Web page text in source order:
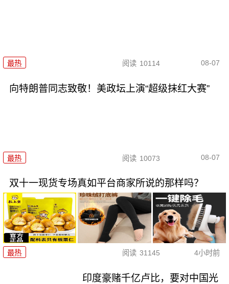
最热 阅读 10114 08-07
向特朗普同志致敬！美政坛上演“超级抹红大赛”
最热 阅读 10073 08-07
双十一现货专场真如平台商家所说的那样吗？
最热 阅读 31145 4小时前
印度豪赌千亿卢比，要对中国光